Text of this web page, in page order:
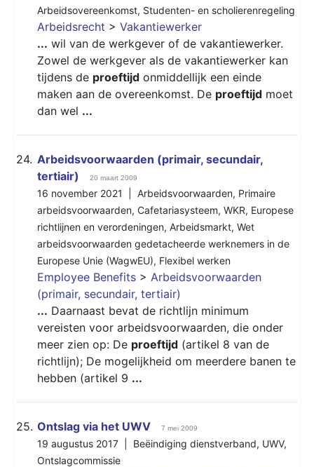
Arbeidsovereenkomst, Studenten- en scholierenregeling
Arbeidsrecht > Vakantiewerker
... wil van de werkgever of de vakantiewerker.
Zowel de werkgever als de vakantiewerker kan
tijdens de proeftijd onmiddellijk een einde
maken aan de overeenkomst. De proeftijd moet
dan wel ...
24. Arbeidsvoorwaarden (primair, secundair,
tertiair)
20 maart 2009
16 november 2021 | Arbeidsvoorwaarden, Primaire
arbeidsvoorwaarden, Cafetariasysteem, WKR, Europese
richtlijnen en verordeningen, Arbeidsmarkt, Wet
arbeidsvoorwaarden gedetacheerde werknemers in de
Europese Unie (WagwEU), Flexibel werken
Employee Benefits > Arbeidsvoorwaarden
(primair, secundair, tertiair)
... Daarnaast bevat de richtlijn minimum
vereisten voor arbeidsvoorwaarden, die onder
meer zien op: De proeftijd (artikel 8 van de
richtlijn); De mogelijkheid om meerdere banen te
hebben (artikel 9 ...
25. Ontslag via het UWV 7 mei 2009
19 augustus 2017 | Beëindiging dienstverband, UWV,
Ontslagcommissie